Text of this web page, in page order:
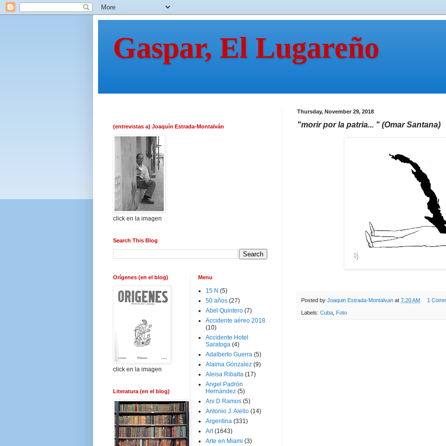
Gaspar, El Lugareño
Thursday, November 29, 2018
"morir por la patria... " (Omar Santana)
Posted by Joaquin Estrada-Montalvan at 7:20 AM 1
Labels: Cuba Foto
(entrevistas a) Joaquín Estrada-Montalván
click en la imagen
Search This Blog
Orígenes (en el blog)
click en la imagen
Literatura (en el blog)
Menu
15 N (5)
50 años (27)
Abel Quintero (7)
Accidente aéreo 2018
(10)
Accidente Hotel
Saratoga (4)
Adalberto Guerra (5)
Alaima Gónzalez (9)
Aleisa Ribalta (17)
Angel Padrón
Hernández (5)
Ani D Ramos (5)
Antonio J. Aiello (14)
Argentina (331)
Art (1643)
Arte en Miami (3)